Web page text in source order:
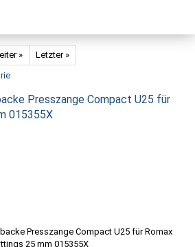
»
Letzter »
Presszange Compact U25 für
015355X